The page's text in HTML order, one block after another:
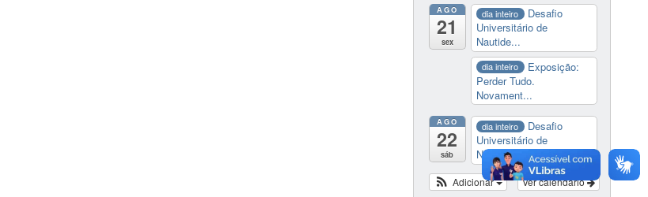
AGO
21
sex
dia inteiro
Desafio
Universitário de
Nautide...
dia inteiro
Exposição:
Perder Tudo.
Novament...
AGO
22
sáb
dia inteiro
Desafio
Universitário de
Nautide...
Ver calendário
Adicionar